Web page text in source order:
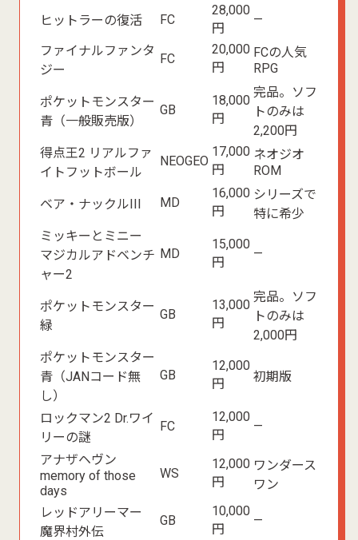
ヒットラーの復活
FC
28,000
円
—
ファイナルファンタ
ジー
FC
20,000
円
FCの人気
RPG
ポケットモンスター
青（一般販売版）
GB
18,000
円
完品。ソフ
トのみは
2,200円
得点王2 リアルファ
イトフットボール
NEOGEO
17,000
円
ネオジオ
ROM
ベア・ナックルIII MD
16,000
円
シリーズで
特に希少
ミッキーとミニー
マジカルアドベンチ
ャー2
MD
15,000
円
—
ポケットモンスター
緑
GB
13,000
円
完品。ソフ
トのみは
2,000円
ポケットモンスター
青（JANコード無
し）
GB
12,000
円
初期版
ロックマン2 Dr.ワイ
リーの謎
FC
12,000
円
—
アナザヘヴン
memory of those
days
WS
12,000
円
ワンダース
ワン
レッドアリーマー
魔界村外伝
GB
10,000
円
—